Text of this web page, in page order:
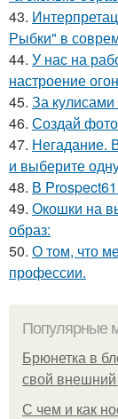
43.
Рыбки" в
44. У нас на
настроение
45. За
46. Создай
47. Негадание.
и выберите
48. В
49. Окошки на
образ:
50. О том, что
профессии.
Популярные
Брюнетка в
свой внешний
С чем и как